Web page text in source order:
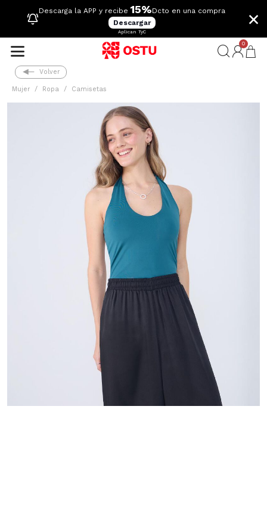
Descarga la APP y recibe 15%Dcto en una compra
Descargar
Aplican TyC
×
0
Volver
Mujer Ropa Camisetas